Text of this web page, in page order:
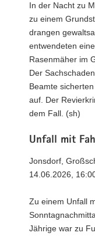
In der Nacht zu
zu einem
drangen
entwendeten
Rasenmäher im
Der
Beamte
auf. Der
dem Fall. (sh)
Unfall mit
Jonsdorf,
14.06.2026,
Zu einem Unfall
Jährige war zu